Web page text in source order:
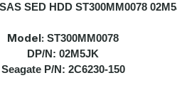
SED HDD ST300MM0078
Model: ST300MM0078
DP/N: 02M5JK
Seagate P/N: 2C6230-150